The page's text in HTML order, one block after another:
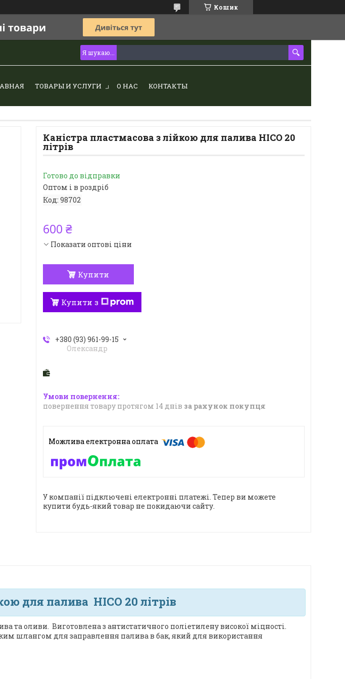
Кошик
ТОВАРЫ И УСЛУГИ О НАС КОНТАКТЫ
Каністра пластмасова з лійкою для палива HICO 20
літрів
Готово до відправки
Оптом і в роздріб
Код: 98702
600 ₴
Показати оптові ціни
Купити
Купити з
+380 (93) 961-99-15
Олександр
повернення товару протягом 14 днів за рахунок покупця
У компанії підключені електронні платежі. Тепер ви можете
купити будь-який товар не покидаючи сайту.
для палива HICO 20 літрів
та оливи. Виготовлена з антистатичного поліетилену високої міцності.
шлангом для заправлення палива в бак, який для використання